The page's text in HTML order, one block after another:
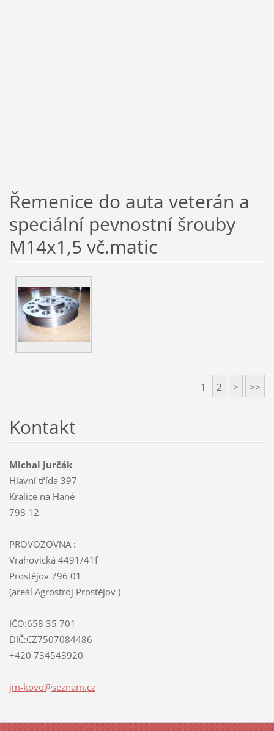
Řemenice do auta veterán a
speciální pevnostní šrouby
M14x1,5 vč.matic
1 2 > >>
Kontakt
Michal Jurčák
Hlavní třída 397
Kralice na Hané
798 12
PROVOZOVNA :
Vrahovická 4491/41f
Prostějov 796 01
(areál Agrostroj Prostějov )
IČO:658 35 701
DIČ:CZ7507084486
+420 734543920
jm-kovo@seznam.cz